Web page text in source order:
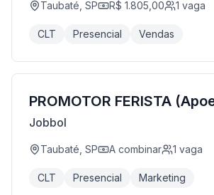
Taubaté, SP R$ 1.805,00 1 vaga
CLT Presencial Vendas
PROMOTOR FERISTA
Jobbol
Taubaté, SP A combinar 1 vaga
CLT Presencial Marketing